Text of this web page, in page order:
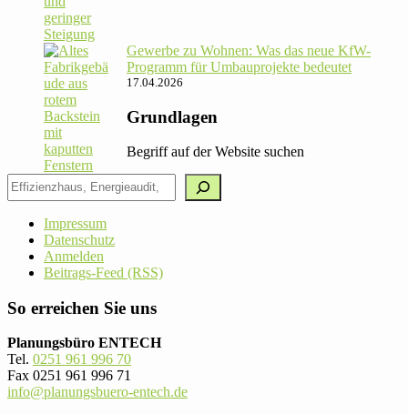
Gewerbe zu Wohnen: Was das neue KfW-
Pro­gramm für Umbau­pro­jekte bedeutet
17.04.2026
Grundlagen
Begriff auf der Website suchen
Impressum
Datenschutz
Anmelden
Beitrags-Feed (RSS)
So erreichen Sie uns
Planungsbüro ENTECH
Tel. 0251 961 996 70
Fax 0251 961 996 71
info@planungsbuero-entech.de